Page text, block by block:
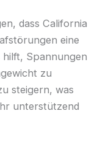
dass California
eine
Spannungen
zu
steigern, was
unterstützend